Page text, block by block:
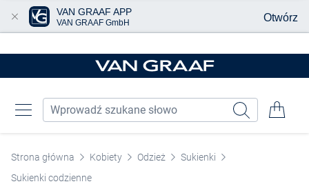
Strona główna Kobiety Odzież
Sukienki
Sukienki codzienne
VAN GRAAF APP
VAN GRAAF GmbH Otwórz